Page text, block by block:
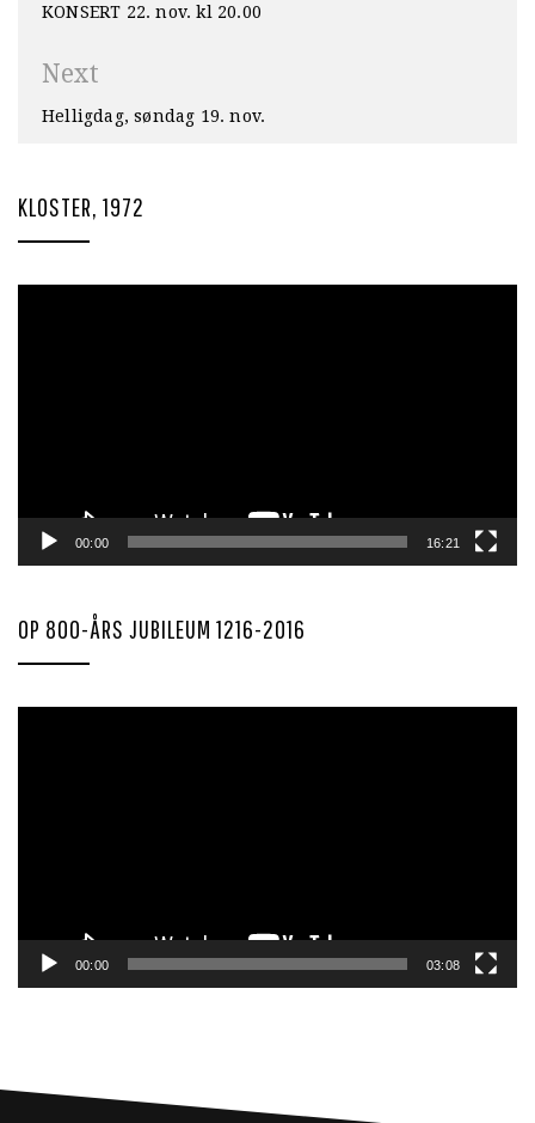
KONSERT 22. nov. kl 20.00
Next
Helligdag, søndag 19. nov.
KLOSTER, 1972
00:00 16:21
OP 800-ÅRS JUBILEUM 1216-2016
00:00 03:08